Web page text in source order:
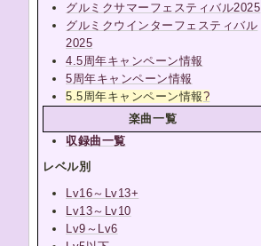
グルミクサマーフェスティバル2025
グルミクウインターフェスティバル
2025
4.5周年キャンペーン情報
5周年キャンペーン情報
5.5周年キャンペーン情報?
楽曲一覧
収録曲一覧
レベル別
Lv16～Lv13+
Lv13～Lv10
Lv9～Lv6